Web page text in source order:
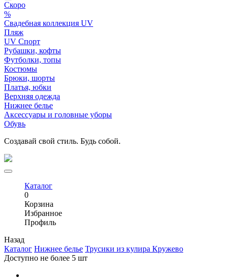
Скоро
%
Свадебная коллекция UV
Пляж
UV Спорт
Рубашки, кофты
Футболки, топы
Костюмы
Брюки, шорты
Платья, юбки
Верхняя одежда
Нижнее белье
Аксессуары и головные уборы
Обувь
Создавай свой стиль. Будь собой.
Каталог
0
Корзина
Избранное
Профиль
Назад
Каталог Нижнее белье Трусики из кулира Кружево
Доступно не более 5 шт